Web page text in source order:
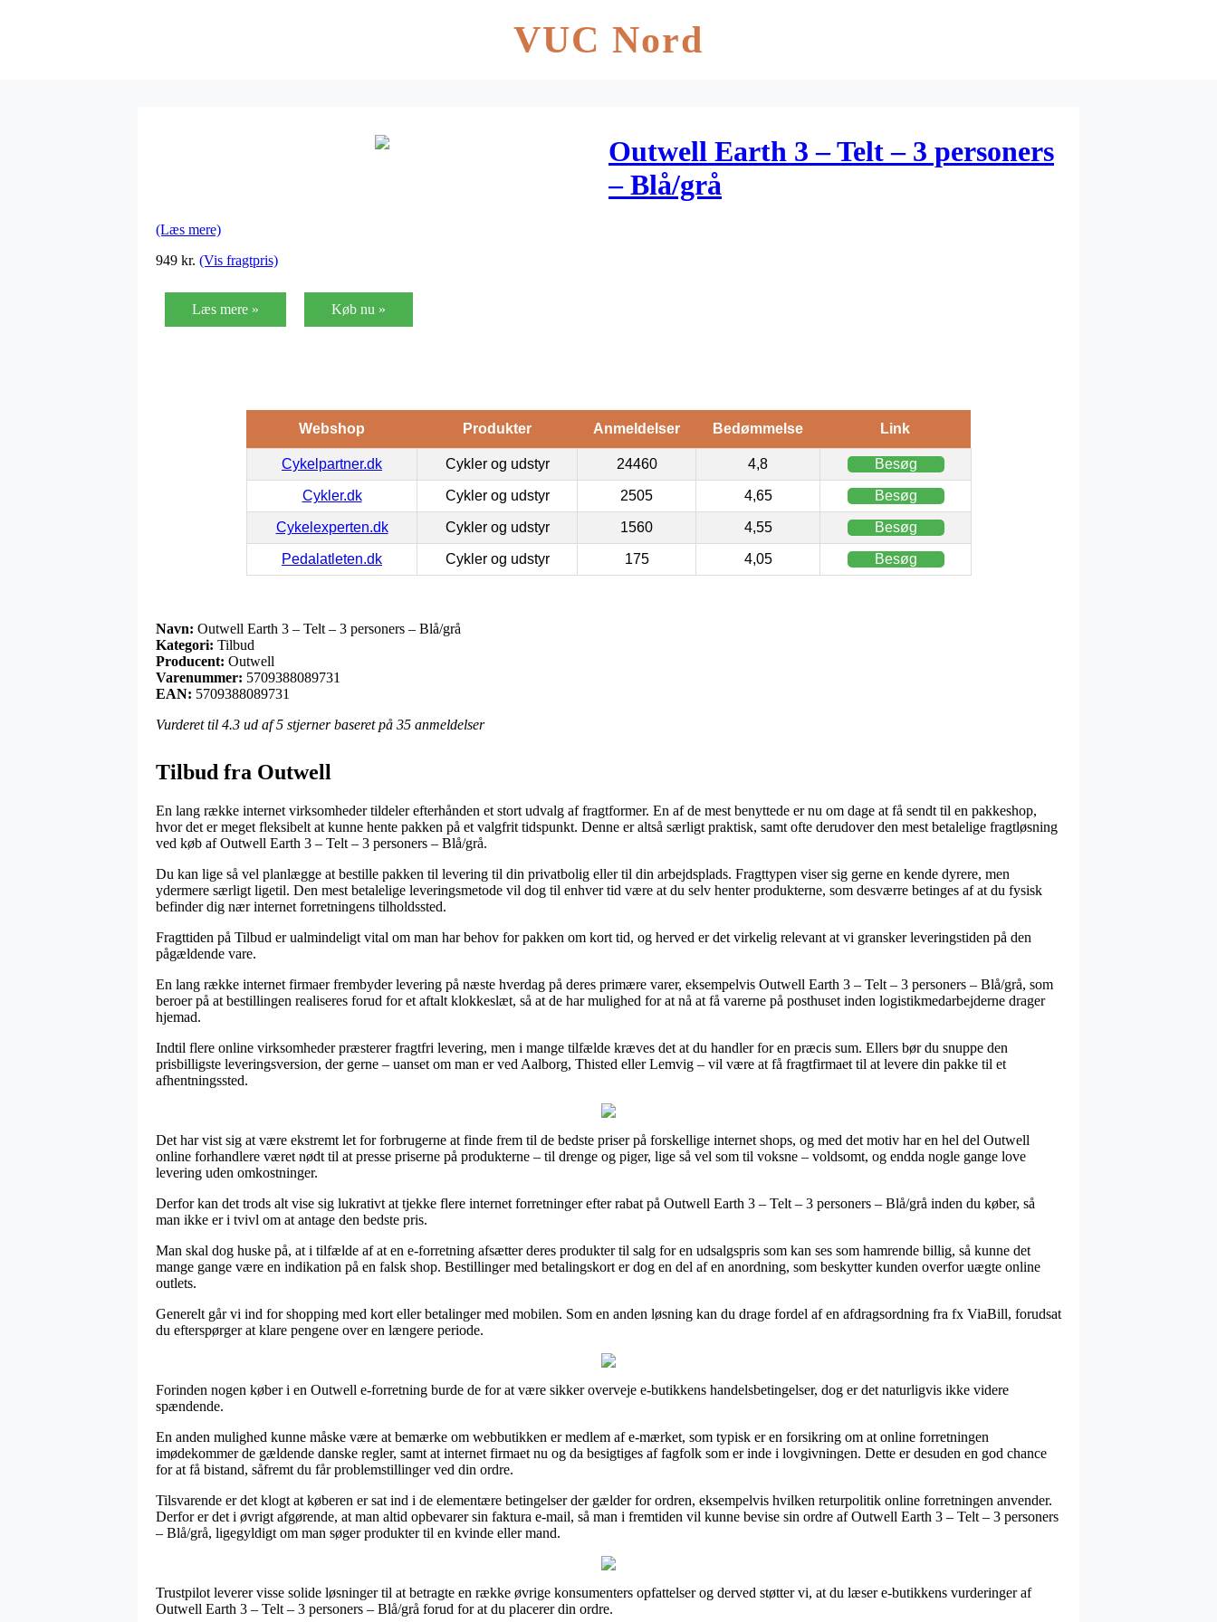
VUC Nord
Outwell Earth 3 – Telt – 3 personers
– Blå/grå
(Læs mere)
949 kr. (Vis fragtpris)
Læs mere » Køb nu »
Webshop Produkter Anmeldelser Bedømmelse Link
Cykelpartner.dk Cykler og udstyr 24460 4,8 Besøg
Cykler.dk Cykler og udstyr 2505 4,65 Besøg
Cykelexperten.dk Cykler og udstyr 1560 4,55 Besøg
Pedalatleten.dk Cykler og udstyr 175 4,05 Besøg
Navn: Outwell Earth 3 – Telt – 3 personers – Blå/grå
Kategori: Tilbud
Producent: Outwell
Varenummer: 5709388089731
EAN: 5709388089731
Vurderet til 4.3 ud af 5 stjerner baseret på 35 anmeldelser
Tilbud fra Outwell
En lang række internet virksomheder tildeler efterhånden et stort udvalg af fragtformer. En af de mest benyttede er nu om dage at få sendt til en pakkeshop,
hvor det er meget fleksibelt at kunne hente pakken på et valgfrit tidspunkt. Denne er altså særligt praktisk, samt ofte derudover den mest betalelige fragtløsning
ved køb af Outwell Earth 3 – Telt – 3 personers – Blå/grå.
Du kan lige så vel planlægge at bestille pakken til levering til din privatbolig eller til din arbejdsplads. Fragttypen viser sig gerne en kende dyrere, men
ydermere særligt ligetil. Den mest betalelige leveringsmetode vil dog til enhver tid være at du selv henter produkterne, som desværre betinges af at du fysisk
befinder dig nær internet forretningens tilholdssted.
Fragttiden på Tilbud er ualmindeligt vital om man har behov for pakken om kort tid, og herved er det virkelig relevant at vi gransker leveringstiden på den
pågældende vare.
En lang række internet firmaer frembyder levering på næste hverdag på deres primære varer, eksempelvis Outwell Earth 3 – Telt – 3 personers – Blå/grå, som
beroer på at bestillingen realiseres forud for et aftalt klokkeslæt, så at de har mulighed for at nå at få varerne på posthuset inden logistikmedarbejderne drager
hjemad.
Indtil flere online virksomheder præsterer fragtfri levering, men i mange tilfælde kræves det at du handler for en præcis sum. Ellers bør du snuppe den
prisbilligste leveringsversion, der gerne – uanset om man er ved Aalborg, Thisted eller Lemvig – vil være at få fragtfirmaet til at levere din pakke til et
afhentningssted.
Det har vist sig at være ekstremt let for forbrugerne at finde frem til de bedste priser på forskellige internet shops, og med det motiv har en hel del Outwell
online forhandlere været nødt til at presse priserne på produkterne – til drenge og piger, lige så vel som til voksne – voldsomt, og endda nogle gange love
levering uden omkostninger.
Derfor kan det trods alt vise sig lukrativt at tjekke flere internet forretninger efter rabat på Outwell Earth 3 – Telt – 3 personers – Blå/grå inden du køber, så
man ikke er i tvivl om at antage den bedste pris.
Man skal dog huske på, at i tilfælde af at en e-forretning afsætter deres produkter til salg for en udsalgspris som kan ses som hamrende billig, så kunne det
mange gange være en indikation på en falsk shop. Bestillinger med betalingskort er dog en del af en anordning, som beskytter kunden overfor uægte online
outlets.
Generelt går vi ind for shopping med kort eller betalinger med mobilen. Som en anden løsning kan du drage fordel af en afdragsordning fra fx ViaBill, forudsat
du efterspørger at klare pengene over en længere periode.
Forinden nogen køber i en Outwell e-forretning burde de for at være sikker overveje e-butikkens handelsbetingelser, dog er det naturligvis ikke videre
spændende.
En anden mulighed kunne måske være at bemærke om webbutikken er medlem af e-mærket, som typisk er en forsikring om at online forretningen
imødekommer de gældende danske regler, samt at internet firmaet nu og da besigtiges af fagfolk som er inde i lovgivningen. Dette er desuden en god chance
for at få bistand, såfremt du får problemstillinger ved din ordre.
Tilsvarende er det klogt at køberen er sat ind i de elementære betingelser der gælder for ordren, eksempelvis hvilken returpolitik online forretningen anvender.
Derfor er det i øvrigt afgørende, at man altid opbevarer sin faktura e-mail, så man i fremtiden vil kunne bevise sin ordre af Outwell Earth 3 – Telt – 3 personers
– Blå/grå, ligegyldigt om man søger produkter til en kvinde eller mand.
Trustpilot leverer visse solide løsninger til at betragte en række øvrige konsumenters opfattelser og derved støtter vi, at du læser e-butikkens vurderinger af
Outwell Earth 3 – Telt – 3 personers – Blå/grå forud for at du placerer din ordre.